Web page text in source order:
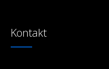
Kontakt